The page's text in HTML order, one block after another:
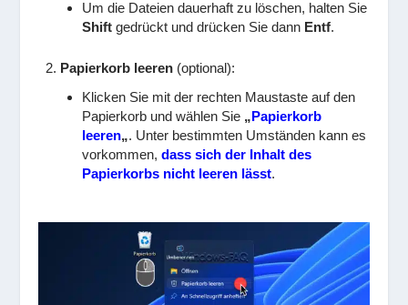
Um die Dateien dauerhaft zu löschen, halten Sie
Shift gedrückt und drücken Sie dann Entf.
Papierkorb leeren (optional):
Klicken Sie mit der rechten Maustaste auf den
Papierkorb und wählen Sie „Papierkorb
leeren„. Unter bestimmten Umständen kann es
vorkommen,dass sich der Inhalt des
Papierkorbs nicht leeren lässt.